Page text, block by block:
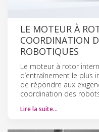
LE MOTEUR À
COORDINATION
ROBOTIQUES
Le moteur à rotor
d’entraînement le plus
de répondre aux
coordination des
Lire la suite…